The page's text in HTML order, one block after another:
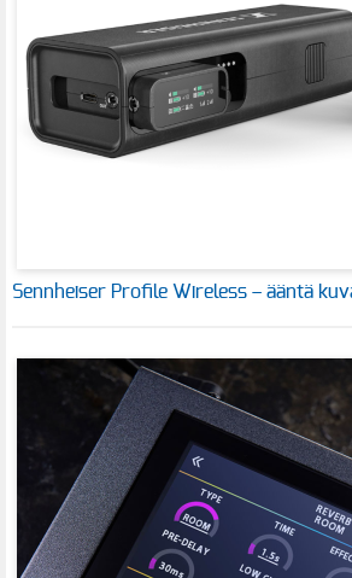
Sennheiser Profile Wireless – ääntä